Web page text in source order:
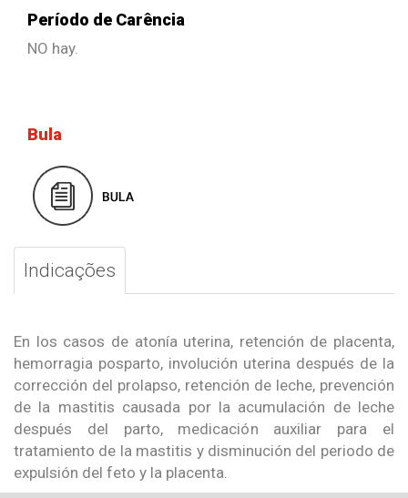
Período de Carência
NO hay.
Bula
Indicações
En los casos de atonía uterina, retención de placenta,
hemorragia posparto, involución uterina después de la
corrección del prolapso, retención de leche, prevención
de la mastitis causada por la acumulación de leche
después del parto, medicación auxiliar para el
tratamiento de la mastitis y disminución del periodo de
expulsión del feto y la placenta.